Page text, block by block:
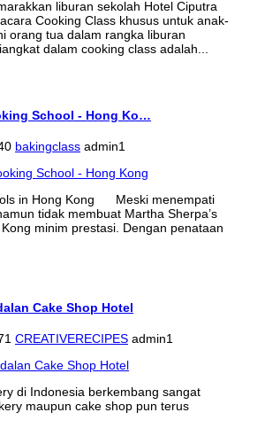
liburan sekolah Hotel Ciputra
Cooking Class khusus untuk anak-
orang tua dalam rangka liburan
dalam cooking class adalah...
School - Hong Ko…
bakingclass admin1
in Hong Kong Meski menempati
tidak membuat Martha Sherpa’s
minim prestasi. Dengan penataan
Cake Shop Hotel
CREATIVERECIPES admin1
di Indonesia berkembang sangat
maupun cake shop pun terus